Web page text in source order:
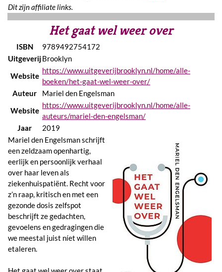
Dit zijn affiliate links.
Het gaat wel weer over
ISBN
9789492754172
UitgeverijBrooklyn
Website
https://www.uitgeverijbrooklyn.nl/home/alle-
boeken/het-gaat-wel-weer-over/
Auteur
Mariel den Engelsman
Website
https://www.uitgeverijbrooklyn.nl/home/alle-
auteurs/mariel-den-engelsman/
Jaar
2019
Mariel den Engelsman schrijft
een zeldzaam openhartig,
eerlijk en persoonlijk verhaal
over haar leven als
ziekenhuispatiënt. Recht voor
z’n raap, kritisch en met een
gezonde dosis zelfspot
beschrijft ze gedachten,
gevoelens en gedragingen die
we meestal juist níet willen
etaleren.